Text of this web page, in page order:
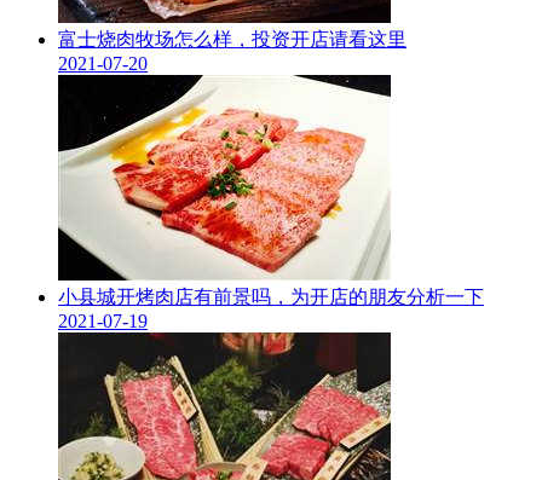
富士烧肉牧场怎么样，投资开店请看这里
2021-07-20
小县城开烤肉店有前景吗，为开店的朋友分析一下
2021-07-19